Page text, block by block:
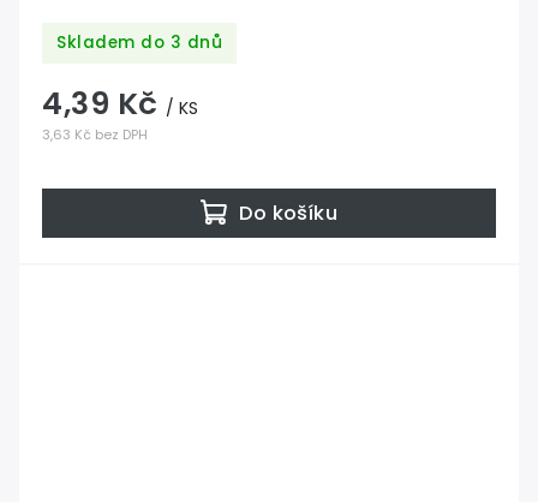
Skladem do 3 dnů
3,63 Kč bez DPH
4,39 Kč / KS
Do košíku